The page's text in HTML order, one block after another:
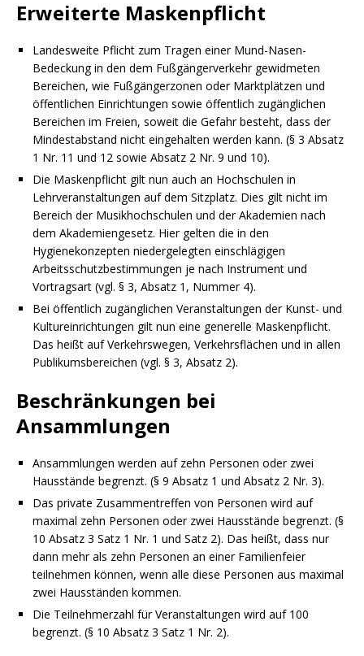
Erweiterte Maskenpflicht
Landesweite Pflicht zum Tragen einer Mund-Nasen-
Bedeckung in den dem Fußgängerverkehr gewidmeten
Bereichen, wie Fußgängerzonen oder Marktplätzen und
öffentlichen Einrichtungen sowie öffentlich zugänglichen
Bereichen im Freien, soweit die Gefahr besteht, dass der
Mindestabstand nicht eingehalten werden kann. (§ 3 Absatz
1 Nr. 11 und 12 sowie Absatz 2 Nr. 9 und 10).
Die Maskenpflicht gilt nun auch an Hochschulen in
Lehrveranstaltungen auf dem Sitzplatz. Dies gilt nicht im
Bereich der Musikhochschulen und der Akademien nach
dem Akademiengesetz. Hier gelten die in den
Hygienekonzepten niedergelegten einschlägigen
Arbeitsschutzbestimmungen je nach Instrument und
Vortragsart (vgl. § 3, Absatz 1, Nummer 4).
Bei öffentlich zugänglichen Veranstaltungen der Kunst- und
Kultureinrichtungen gilt nun eine generelle Maskenpflicht.
Das heißt auf Verkehrswegen, Verkehrsflächen und in allen
Publikumsbereichen (vgl. § 3, Absatz 2).
Beschränkungen bei
Ansammlungen
Ansammlungen werden auf zehn Personen oder zwei
Hausstände begrenzt. (§ 9 Absatz 1 und Absatz 2 Nr. 3).
Das private Zusammentreffen von Personen wird auf
maximal zehn Personen oder zwei Hausstände begrenzt. (§
10 Absatz 3 Satz 1 Nr. 1 und Satz 2). Das heißt, dass nur
dann mehr als zehn Personen an einer Familienfeier
teilnehmen können, wenn alle diese Personen aus maximal
zwei Hausständen kommen.
Die Teilnehmerzahl für Veranstaltungen wird auf 100
begrenzt. (§ 10 Absatz 3 Satz 1 Nr. 2).